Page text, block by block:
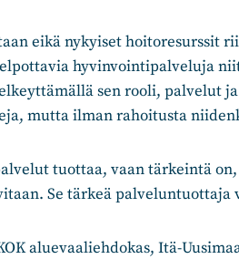
eikä nykyiset hoitoresurssit
hyvinvointipalveluja
sen rooli, palvelut
mutta ilman rahoitusta
tuottaa, vaan tärkeintä
Se tärkeä palveluntuottaja
aluevaaliehdokas, Itä-